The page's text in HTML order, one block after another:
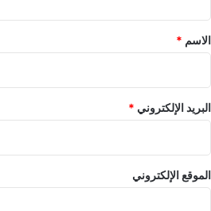
*
الاسم *
البريد الإلكتروني *
الموقع الإلكتروني